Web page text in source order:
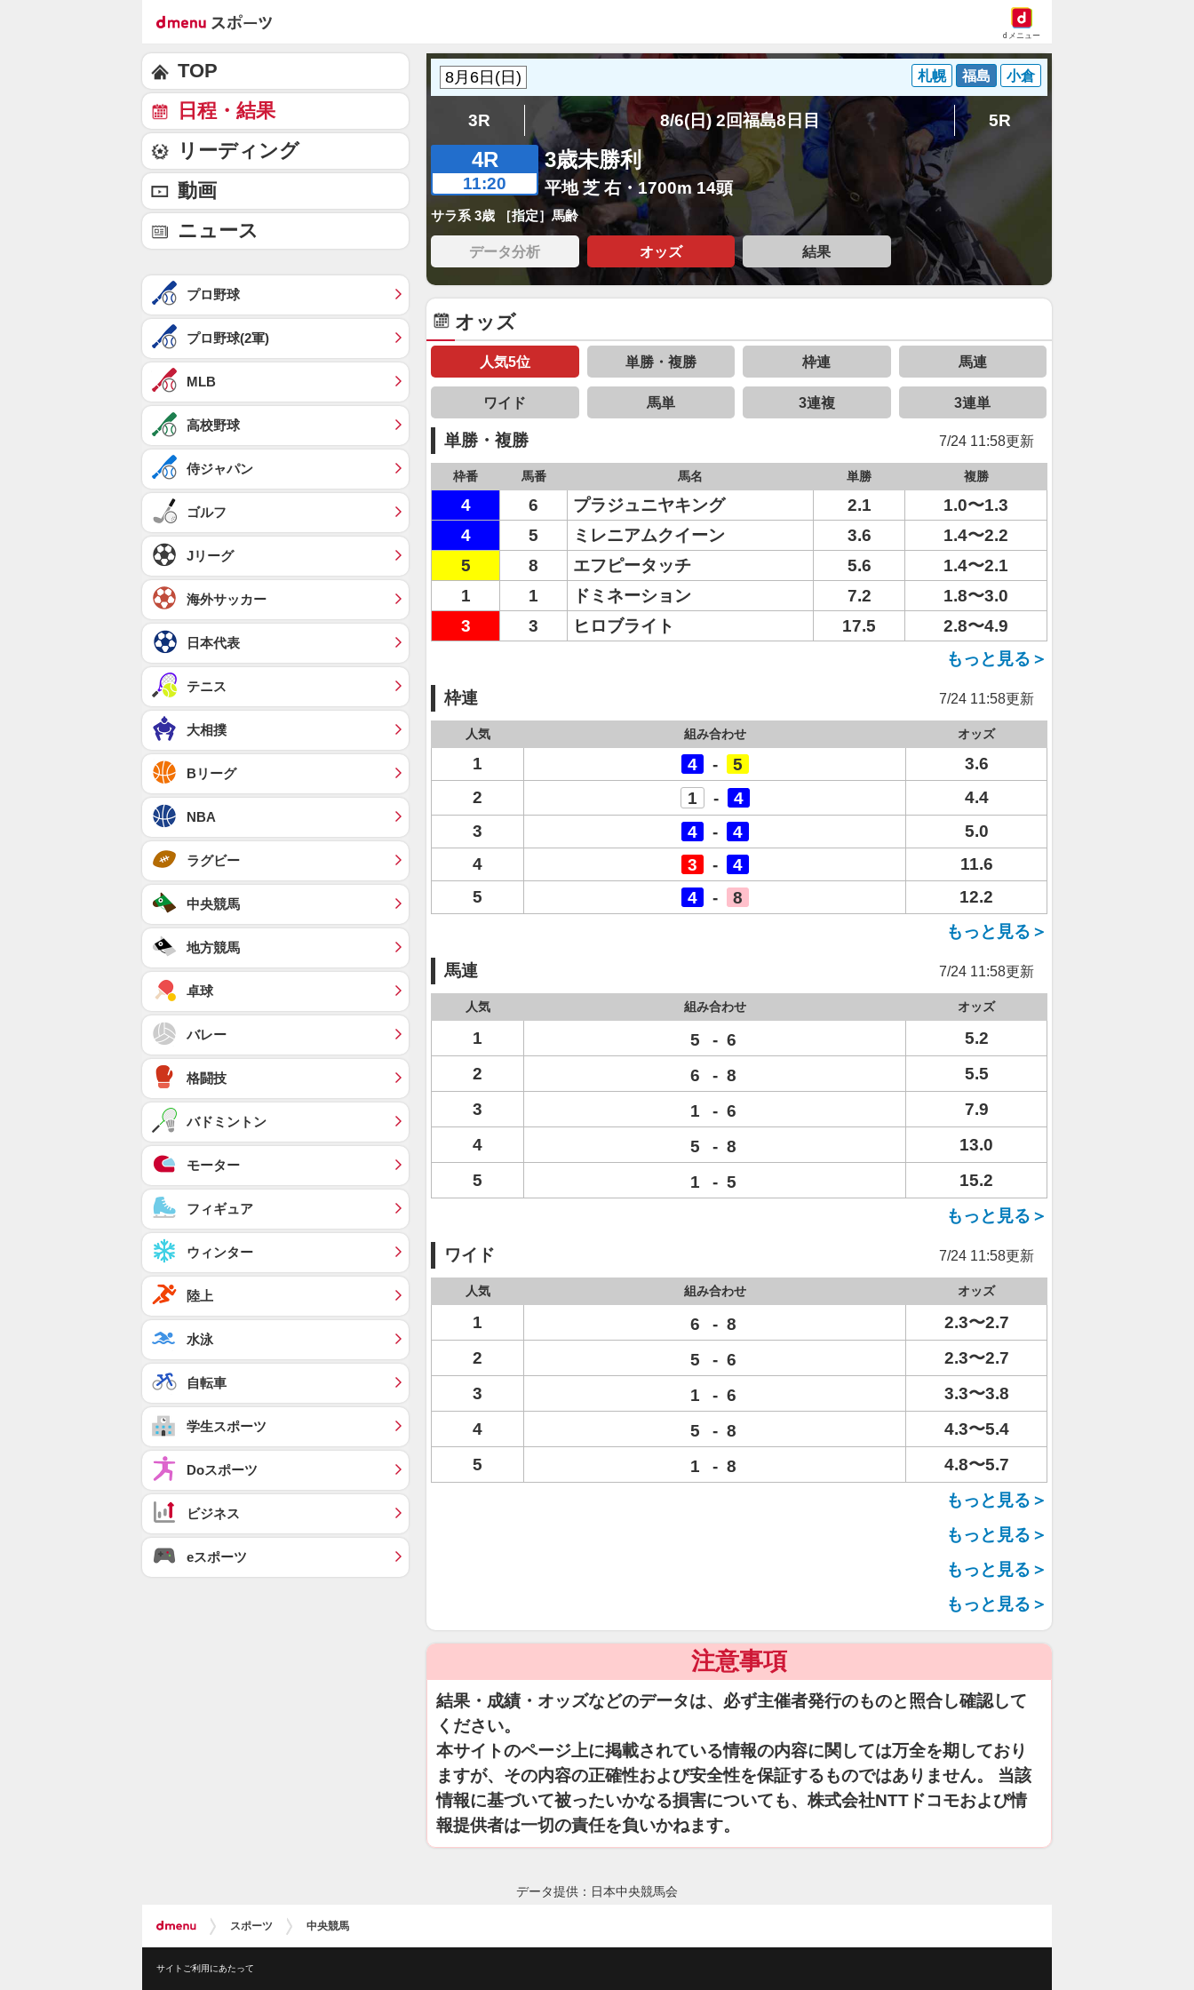
dメニュー
札幌 福島 小倉
3R 8/6(日) 2回福島8日目 5R
4R
11:20
3歳未勝利
平地 芝 右・1700m 14頭
サラ系 3歳 ［指定］馬齢
データ分析 オッズ 結果
オッズ
人気5位 単勝・複勝 枠連 馬連
ワイド 馬単 3連複 3連単
単勝・複勝 7/24 11:58更新
枠番 馬番 馬名 単勝 複勝
4 6 プラジュニヤキング 2.1
1.0〜1.3
4
5 ミレニアムクイーン 3.6
1.4〜2.2
5
8 エフピータッチ 5.6
1.4〜2.1
1
1 ドミネーション 7.2
1.8〜3.0
3
3 ヒロブライト 17.5
2.8〜4.9
もっと見る＞
枠連 7/24 11:58更新
人気 組み合わせ オッズ
1 4 - 5
3.6
2
1 - 4
4.4
3
4 - 4
5.0
4
3 - 4
11.6
5
4 - 8
12.2
もっと見る＞
馬連 7/24 11:58更新
人気 組み合わせ オッズ
1 5 - 6
5.2
2
6 - 8
5.5
3
1 - 6
7.9
4
5 - 8
13.0
5
1 - 5
15.2
もっと見る＞
ワイド 7/24 11:58更新
人気 組み合わせ オッズ
1 6 - 8
2.3〜2.7
2
5 - 6
2.3〜2.7
3
1 - 6
3.3〜3.8
4
5 - 8
4.3〜5.4
5
1 - 8
4.8〜5.7
もっと見る＞
もっと見る＞
もっと見る＞
もっと見る＞
注意事項
結果・成績・オッズなどのデータは、必ず主催者発行のものと照合し確認して
ください。
本サイトのページ上に掲載されている情報の内容に関しては万全を期しており
ますが、その内容の正確性および安全性を保証するものではありません。 当該
情報に基づいて被ったいかなる損害についても、株式会社NTTドコモおよび情
報提供者は一切の責任を負いかねます。
TOP
日程・結果
リーディング
動画
ニュース
プロ野球
プロ野球(2軍)
MLB
高校野球
侍ジャパン
ゴルフ
Jリーグ
海外サッカー
日本代表
テニス
大相撲
Bリーグ
NBA
ラグビー
中央競馬
地方競馬
卓球
バレー
格闘技
バドミントン
モーター
フィギュア
ウィンター
陸上
水泳
自転車
学生スポーツ
Doスポーツ
ビジネス
eスポーツ
データ提供：日本中央競馬会
スポーツ 中央競馬
サイトご利用にあたって